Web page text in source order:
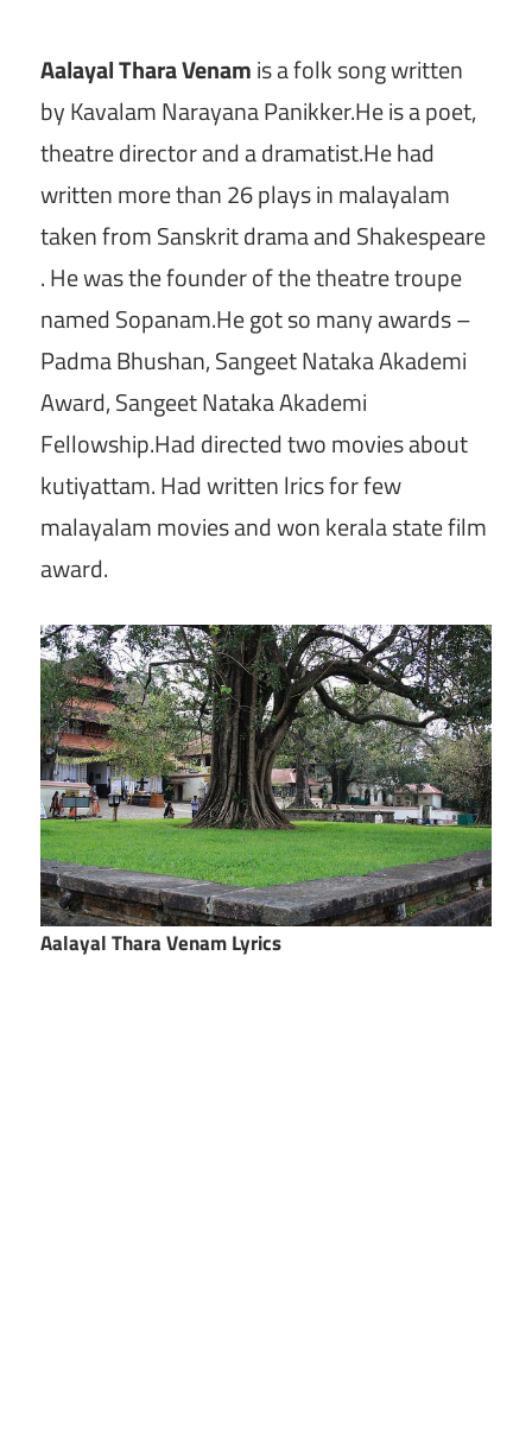
Aalayal Thara Venamis a folk song written
by Kavalam Narayana Panikker.He is a poet,
theatre director and a dramatist.He had
written more than 26 plays in malayalam
taken from Sanskrit drama and Shakespeare
. He was the founder of the theatre troupe
named Sopanam.He got so many awards –
Padma Bhushan, Sangeet Nataka Akademi
Award, Sangeet Nataka Akademi
Fellowship.Had directed two movies about
kutiyattam. Had written lrics for few
malayalam movies and won kerala state film
award.
Aalayal Thara Venam Lyrics